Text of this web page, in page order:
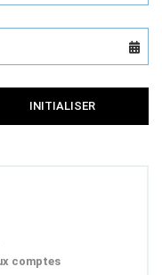
INITIALISER
comptes